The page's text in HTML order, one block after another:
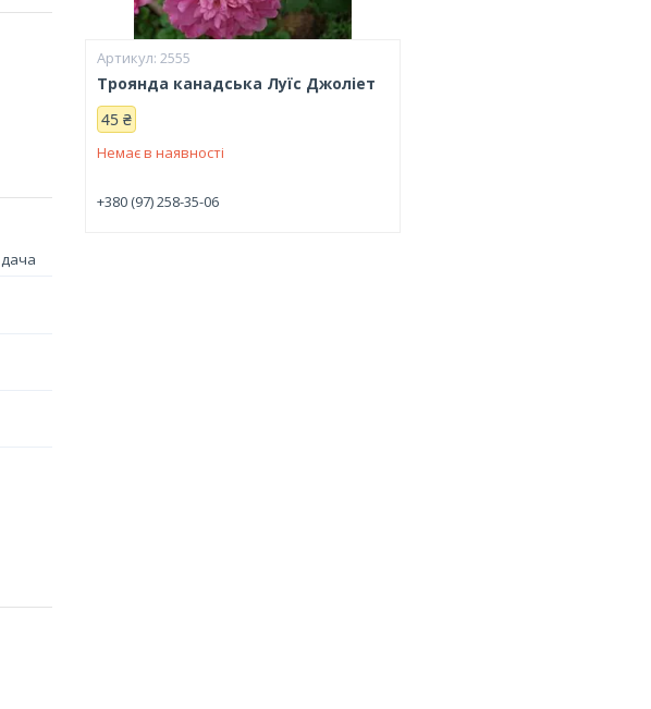
2555
Троянда канадська Луїс Джоліет
45 ₴
Немає в наявності
+380 (97) 258-35-06